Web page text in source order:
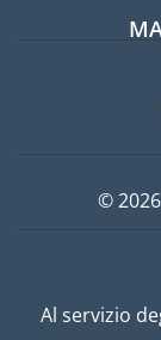
Al servizio
©